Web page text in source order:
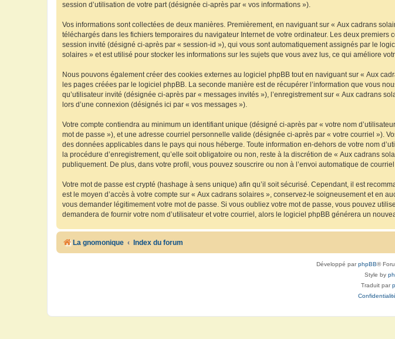
session d’utilisation de votre part (désignée ci-après par « vos informations »).
Vos informations sont collectées de deux manières. Premièrement, en naviguant sur « Aux cadrans
téléchargés dans les fichiers temporaires du navigateur Internet de votre ordinateur. Les deux
session invité (désigné ci-après par « session-id »), qui vous sont automatiquement assignés par le
solaires » et est utilisé pour stocker les informations sur les sujets que vous avez lus, ce qui améliore
Nous pouvons également créer des cookies externes au logiciel phpBB tout en naviguant sur « Aux
les pages créées par le logiciel phpBB. La seconde manière est de récupérer l’information que vous
qu’utilisateur invité (désignée ci-après par « messages invités »), l’enregistrement sur « Aux cadrans
lors d’une connexion (désignés ici par « vos messages »).
Votre compte contiendra au minimum un identifiant unique (désigné ci-après par « votre nom
mot de passe »), et une adresse courriel personnelle valide (désignée ci-après par « votre courriel »).
des données applicables dans le pays qui nous héberge. Toute information en-dehors de votre nom
la procédure d’enregistrement, qu’elle soit obligatoire ou non, reste à la discrétion de « Aux cadrans
publiquement. De plus, dans votre profil, vous pouvez souscrire ou non à l’envoi automatique de
Votre mot de passe est crypté (hashage à sens unique) afin qu’il soit sécurisé. Cependant, il est
est le moyen d’accès à votre compte sur « Aux cadrans solaires », conservez-le soigneusement et en
vous demander légitimement votre mot de passe. Si vous oubliez votre mot de passe, vous pouvez
demandera de fournir votre nom d’utilisateur et votre courriel, alors le logiciel phpBB générera un
La gnomonique Index du forum
Développé parphpBB®
Style by
Traduit par